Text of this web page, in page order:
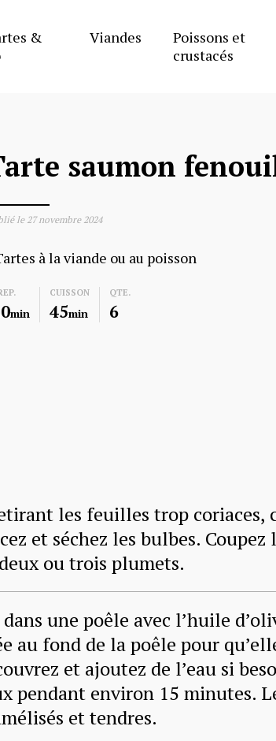
&
Viandes
Poissons et
crustacés
saumon
le 27 novembre 2024
à la viande ou au poisson
min
CUISSON
45min
QTE.
6
les feuilles trop coriaces,
et séchez les bulbes. Coupez
ou trois plumets.
une poêle avec l’huile
au fond de la poêle pour
et ajoutez de l’eau si
pendant environ 15 minutes.
et tendres.